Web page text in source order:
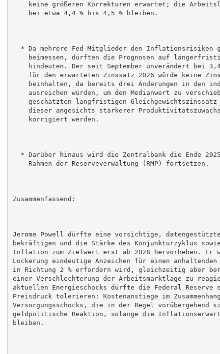
keine größeren Korrekturen erwartet; die
    bei etwa 4,4 % bis 4,5 % bleiben.
* Da mehrere Fed-Mitglieder den Inflationsrisiken
beimessen, dürften die Prognosen auf
hindeuten. Der seit September unverändert bei
für den erwarteten Zinssatz 2026 würde keine
beinhalten, da bereits drei Änderungen in den
ausreichen würden, um den Medianwert zu
geschätzten langfristigen Gleichgewichtszinssatz
dieser angesichts stärkerer
    korrigiert werden.
* Darüber hinaus wird die Zentralbank die Ende
    Rahmen der Reserveverwaltung (RMP) fortsetzen.
Zusammenfassend:
Jerome Powell dürfte eine vorsichtige,
bekräftigen und die Stärke des Konjunkturzyklus
Inflation zum Zielwert erst ab 2028 hervorheben. Er
Lockerung eindeutige Anzeichen für einen
in Richtung 2 % erfordern wird, gleichzeitig aber
einer Verschlechterung der Arbeitsmarktlage zu
aktuellen Energieschocks dürfte die Federal Reserve
Preisdruck tolerieren: Kostenanstiege im
Versorgungsschocks, die in der Regel
geldpolitische Reaktion, solange die
bleiben.